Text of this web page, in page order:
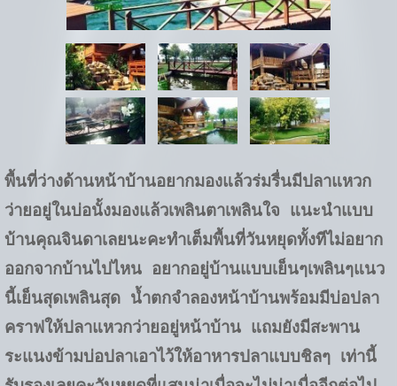
พื้นที่ว่างด้านหน้าบ้านอยากมองแล้วร่มรื่นมีปลาแหวก
ว่ายอยู่ในบ่อนั้งมองแล้วเพลินตาเพลินใจ แนะนำแบบ
บ้านคุณจินดาเลยนะคะทำเต็มพื้นที่วันหยุดทั้งทีไม่อยาก
ออกจากบ้านไปไหน อยากอยู่บ้านแบบเย็นๆเพลินๆแนว
นี้เย็นสุดเพลินสุด น้ำตกจำลองหน้าบ้านพร้อมมีบ่อปลา
คราฟให้ปลาแหวกว่ายอยู่หน้าบ้าน แถมยังมีสะพาน
ระแนงข้ามบ่อปลาเอาไว้ให้อาหารปลาแบบชิลๆ เท่านี้